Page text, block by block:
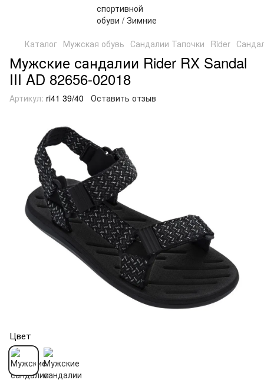
Каталог Мужская обувь Сандалии Тапочки Rider
Мужские сандалии Rider RX Sandal
III AD 82656-02018
Артикул: ri41 39/40 Оставить отзыв
Цвет